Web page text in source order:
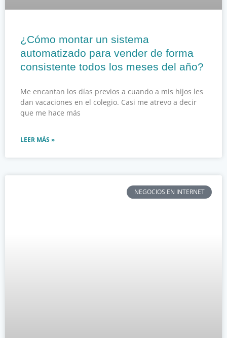
¿Cómo montar un sistema
automatizado para vender de forma
consistente todos los meses del año?
Me encantan los días previos a cuando a mis hijos les
dan vacaciones en el colegio. Casi me atrevo a decir
que me hace más
LEER MÁS »
NEGOCIOS EN INTERNET